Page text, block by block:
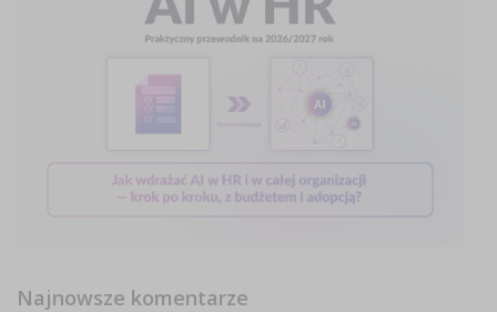
Najnowsze komentarze